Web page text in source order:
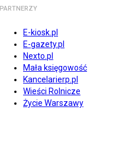
PARTNERZY
E-kiosk.pl
E-gazety.pl
Nexto.pl
Mała księgowość
Kancelarierp.pl
Wieści Rolnicze
Życie Warszawy